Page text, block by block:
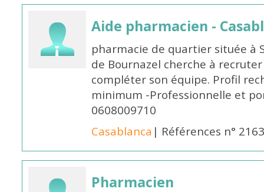
Aide pharmacien -
pharmacie de quartier située à
de Bournazel cherche à
compléter son équipe. Profil
minimum -Professionnelle et
0608009710
Casablanca | Références n°
Pharmacien